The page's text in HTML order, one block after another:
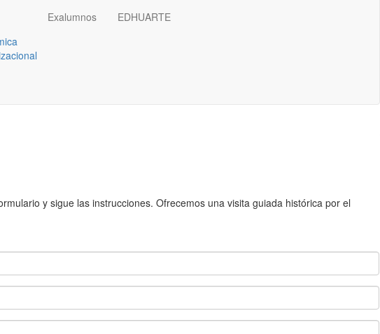
Exalumnos EDHUARTE
y sigue las instrucciones. Ofrecemos una visita guiada histórica por el